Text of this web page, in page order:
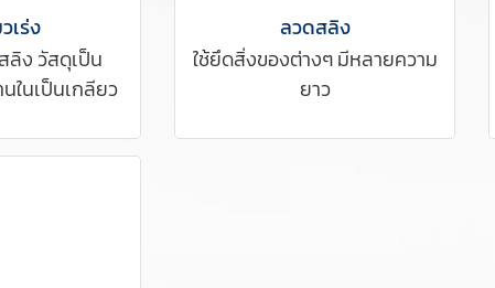
เร่ง
ลิง วัสดุเป็น
ในเป็นเกลียว
ลวดสลิง
ใช้ยึดสิ่งของต่างๆ มีหลายความ
ยาว